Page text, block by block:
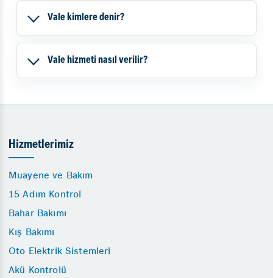
Vale kimlere denir?
Vale hizmeti nasıl verilir?
Hizmetlerimiz
Muayene ve Bakım
15 Adım Kontrol
Bahar Bakımı
Kış Bakımı
Oto Elektrik Sistemleri
Akü Kontrolü